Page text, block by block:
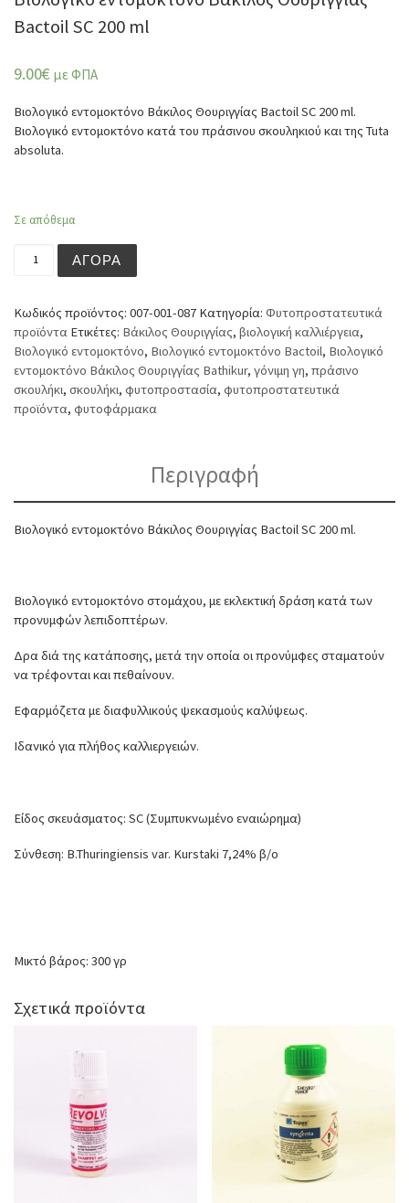
Bactoil SC 200 ml
9.00€ με ΦΠΑ
Βιολογικό εντομοκτόνο Βάκιλος Θουριγγίας Bactoil SC 200 ml.
Βιολογικό εντομοκτόνο κατά του πράσινου σκουληκιού και της Tuta
absoluta.
Σε απόθεμα
ΑΓΟΡΆ
Κωδικός προϊόντος: 007-001-087 Κατηγορία: Φυτοπροστατευτικά
προϊόντα Ετικέτες: Βάκιλος Θουριγγίας, βιολογική καλλιέργεια,
Βιολογικό εντομοκτόνο, Βιολογικό εντομοκτόνο Bactoil, Βιολογικό
εντομοκτόνο Βάκιλος Θουριγγίας Bathikur, γόνιμη γη, πράσινο
σκουλήκι, σκουλήκι, φυτοπροστασία, φυτοπροστατευτικά
προϊόντα, φυτοφάρμακα
Περιγραφή
Βιολογικό εντομοκτόνο Βάκιλος Θουριγγίας Bactoil SC 200 ml.
Βιολογικό εντομοκτόνο στομάχου, με εκλεκτική δράση κατά των
προνυμφών λεπιδοπτέρων.
Δρα διά της κατάποσης, μετά την οποία οι προνύμφες σταματούν
να τρέφονται και πεθαίνουν.
Εφαρμόζετα με διαφυλλικούς ψεκασμούς καλύψεως.
Ιδανικό για πλήθος καλλιεργειών.
Είδος σκευάσματος: SC (Συμπυκνωμένο εναιώρημα)
Σύνθεση: B.Thuringiensis var. Kurstaki 7,24% β/ο
Μικτό βάρος: 300 γρ
Σχετικά προϊόντα